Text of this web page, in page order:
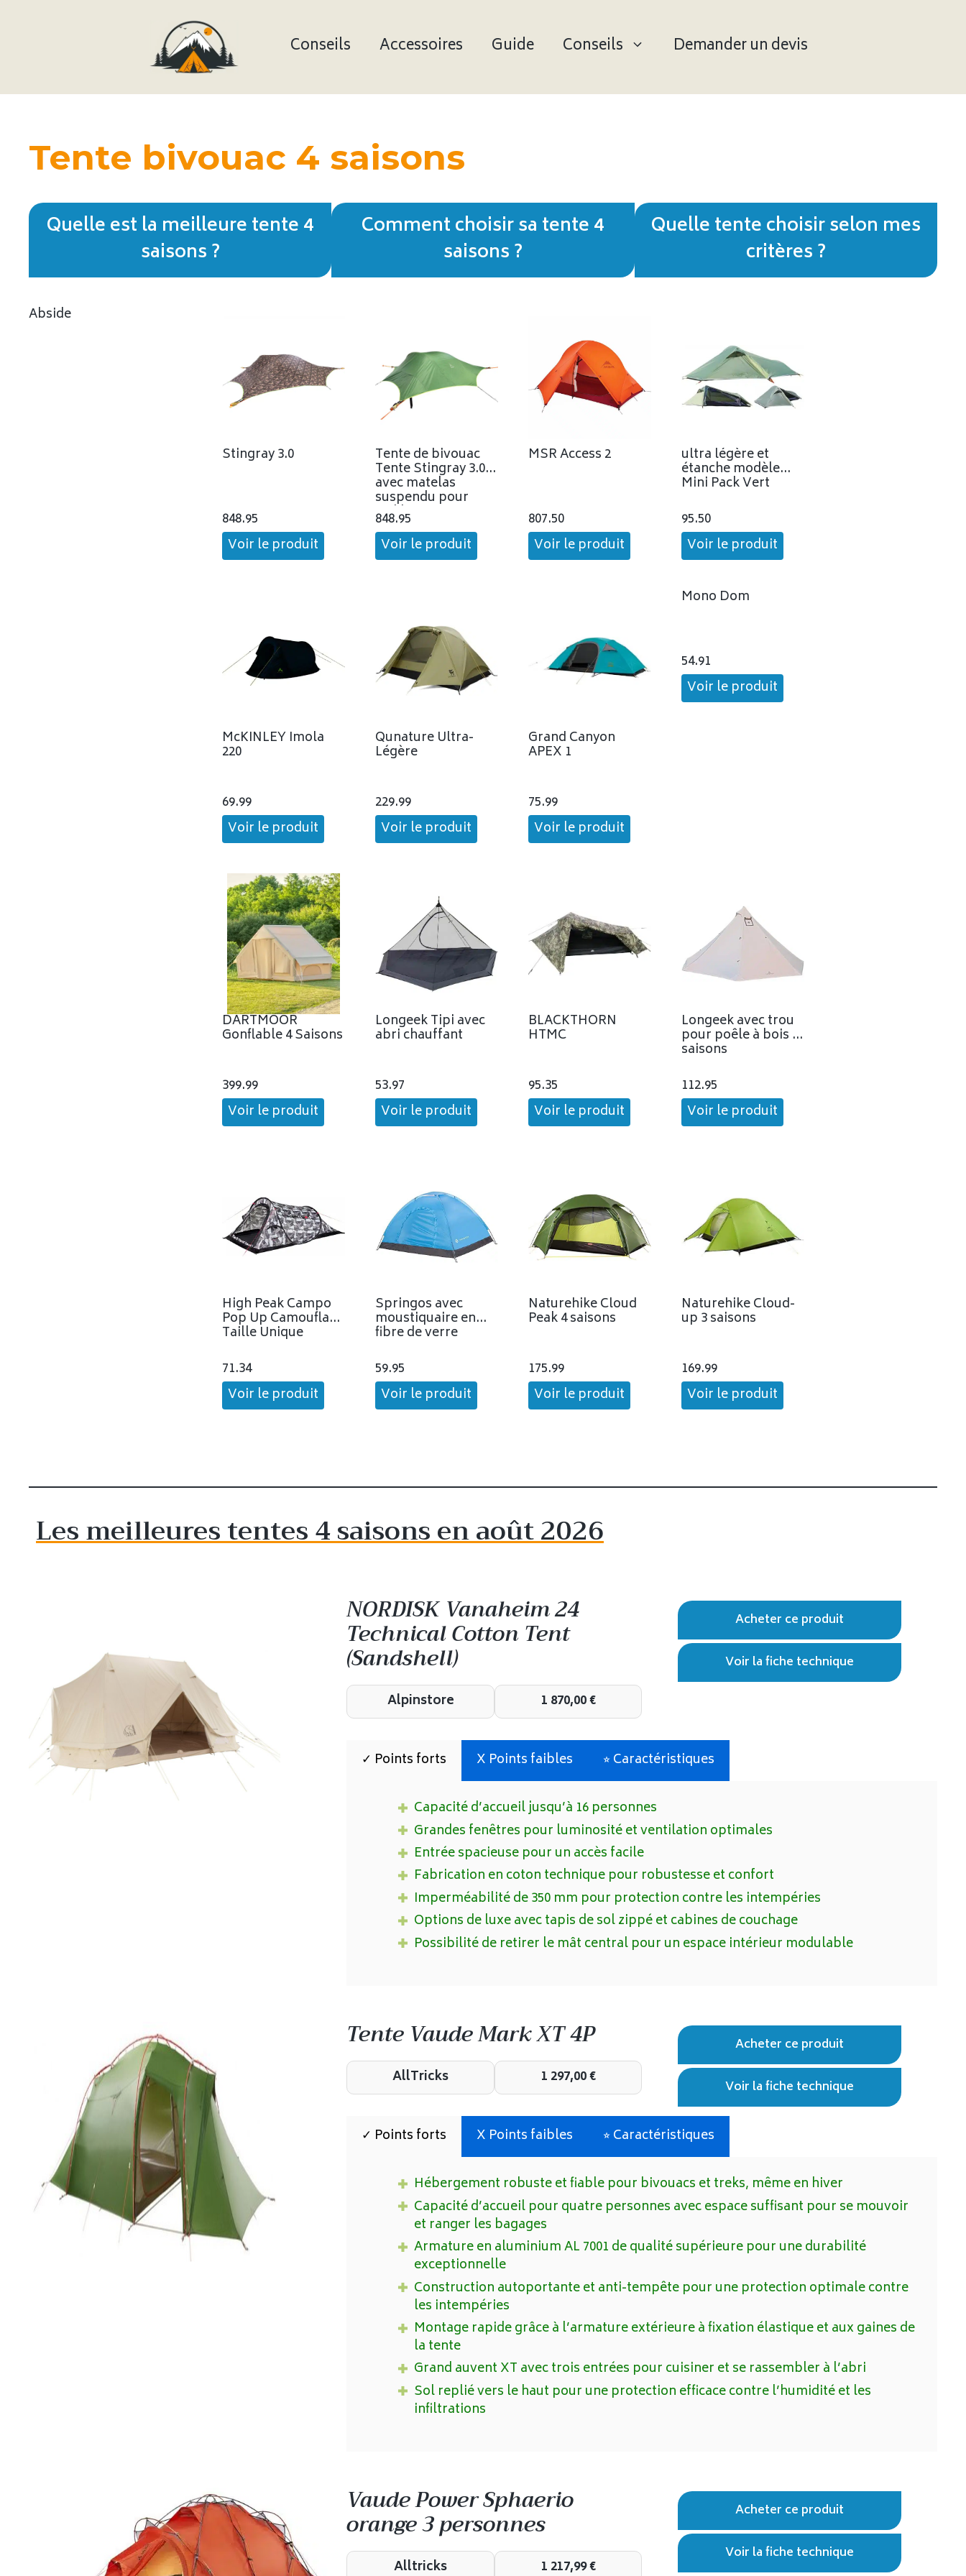
Conseils Accessoires Guide Conseils Demander un devis
Tente bivouac 4 saisons
Quelle est la meilleure tente 4
saisons ?
Comment choisir sa tente 4
saisons ?
Quelle tente choisir selon mes
critères ?
Abside
Stingray 3.0
848.95
Voir le produit
Tente de bivouac
Tente Stingray 3.0
avec matelas
suspendu pour
trekking
848.95
Voir le produit
MSR Access 2
807.50
Voir le produit
ultra légère et
étanche modèle
Mini Pack Vert
95.50
Voir le produit
McKINLEY Imola
220
69.99
Voir le produit
Qunature Ultra-
Légère
229.99
Voir le produit
Grand Canyon
APEX 1
75.99
Voir le produit
Mono Dom
54.91
Voir le produit
DARTMOOR
Gonflable 4 Saisons
399.99
Voir le produit
Longeek Tipi avec
abri chauffant
53.97
Voir le produit
BLACKTHORN
HTMC
95.35
Voir le produit
Longeek avec trou
pour poêle à bois 4
saisons
112.95
Voir le produit
High Peak Campo
Pop Up Camouflage
Taille Unique
71.34
Voir le produit
Springos avec
moustiquaire en
fibre de verre
59.95
Voir le produit
Naturehike Cloud
Peak 4 saisons
175.99
Voir le produit
Naturehike Cloud-
up 3 saisons
169.99
Voir le produit
Les meilleures tentes 4 saisons en août 2026
NORDISK Vanaheim 24
Technical Cotton Tent
(Sandshell)
Alpinstore 1 870,00€
Acheter ce produit
Voir la fiche technique
✓ Points forts X Points faibles ⭐︎ Caractéristiques
Capacité d’accueil jusqu’à 16 personnes
Grandes fenêtres pour luminosité et ventilation optimales
Entrée spacieuse pour un accès facile
Fabrication en coton technique pour robustesse et confort
Imperméabilité de 350 mm pour protection contre les intempéries
Options de luxe avec tapis de sol zippé et cabines de couchage
Possibilité de retirer le mât central pour un espace intérieur modulable
Tente Vaude Mark XT 4P
AllTricks 1 297,00€
Acheter ce produit
Voir la fiche technique
✓ Points forts X Points faibles ⭐︎ Caractéristiques
Hébergement robuste et fiable pour bivouacs et treks, même en hiver
Capacité d’accueil pour quatre personnes avec espace suffisant pour se mouvoir
et ranger les bagages
Armature en aluminium AL 7001 de qualité supérieure pour une durabilité
exceptionnelle
Construction autoportante et anti-tempête pour une protection optimale contre
les intempéries
Montage rapide grâce à l’armature extérieure à fixation élastique et aux gaines de
la tente
Grand auvent XT avec trois entrées pour cuisiner et se rassembler à l’abri
Sol replié vers le haut pour une protection efficace contre l’humidité et les
infiltrations
Vaude Power Sphaerio
orange 3 personnes
Alltricks 1 217,99€
Acheter ce produit
Voir la fiche technique